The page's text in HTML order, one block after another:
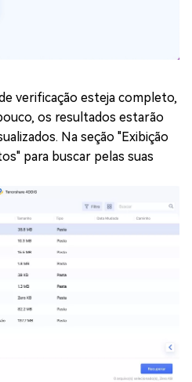
verificação esteja completo,
os resultados estarão
Na seção "Exibição
para buscar pelas suas